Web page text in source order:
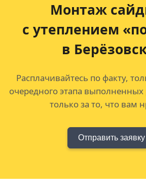
Монтаж
с утеплением
в
Расплачивайтесь по факту,
очередного этапа выполненных
только за то, что вам
Отправить заявку